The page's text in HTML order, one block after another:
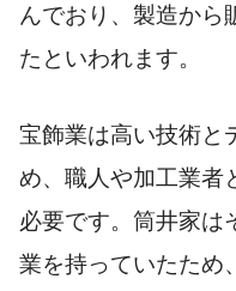
んでおり、製造から
たといわれます。
宝飾業は高い技術と
め、職人や加工業者
必要です。筒井家は
業を持っていたため